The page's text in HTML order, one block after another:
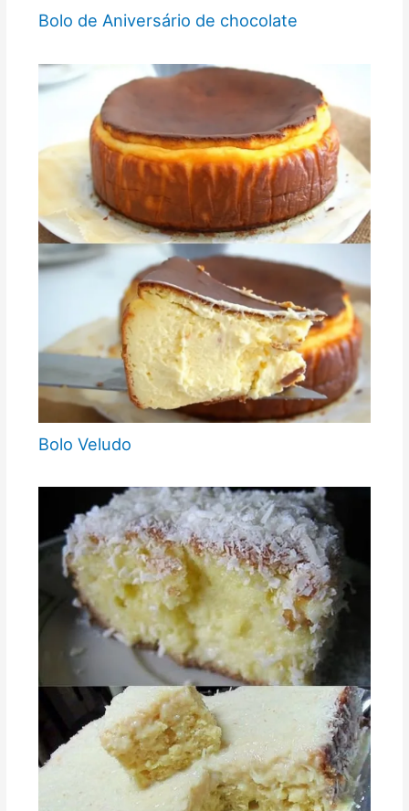
Bolo de Aniversário de chocolate
Bolo Veludo